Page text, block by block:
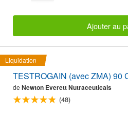
Ajouter au
Liquidation
TESTROGAIN (avec ZMA) 90
de Newton Everett Nutraceuticals
(48)